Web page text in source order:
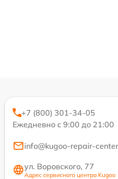
+7 (800) 301-34-05
Ежедневно с 9:00 до 21:00
info@kugoo-repair-
ул. Воровского, 77
Адрес сервисного центра Kugoo